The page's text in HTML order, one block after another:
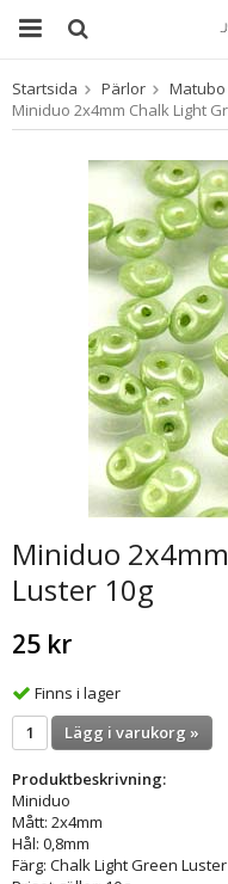
Produkten
Startsida Pärlor Matubo
Miniduo 2x4mm Chalk Light
Miniduo
Luster 10g
25 kr
Finns i lager
Lägg i varukorg »
Produktbeskrivning:
Miniduo
Mått: 2x4mm
Hål: 0,8mm
Färg: Chalk Light Green Luster